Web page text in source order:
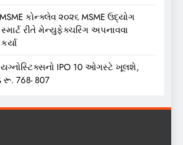
કોન્ક્લેવ ૨૦૨૬ MSME ઉદ્યોગ
રીતે મેન્યુફેક્ચરિંગ અપનાવવા
IPO 10 ઓગસ્ટે ખૂલશે,
768- 807